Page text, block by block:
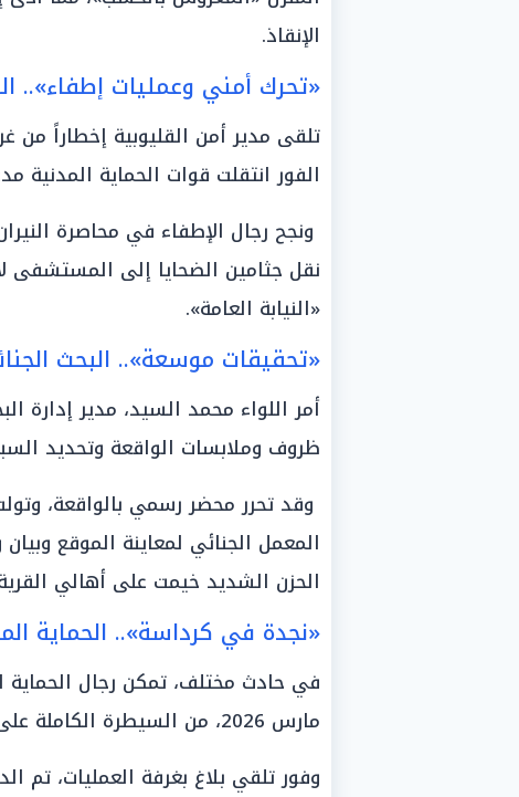
الإنقاذ.
«تحرك أمني وعمليات إطفاء»..
تلقى مدير أمن القليوبية إخطاراً من
الفور انتقلت قوات الحماية المدنية
ونجح رجال الإطفاء في محاصرة
نقل جثامين الضحايا إلى المستشفى
«النيابة العامة».
«تحقيقات موسعة».. البحث
أمر اللواء محمد السيد، مدير إدارة
ظروف وملابسات الواقعة وتحديد
وقد تحرر محضر رسمي بالواقعة،
المعمل الجنائي لمعاينة الموقع
الحزن الشديد خيمت على أهالي
«نجدة في كرداسة».. الحماية
مارس 2026، من السيطرة الكاملة على حريق نشب داخل مصنع بمنطقة «كرداسة».
وفور تلقي بلاغ بغرفة العمليات، تم